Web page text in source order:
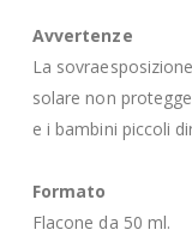
Avvertenze
La
solare non
e i bambini piccoli
Formato
Flacone da 50 ml.